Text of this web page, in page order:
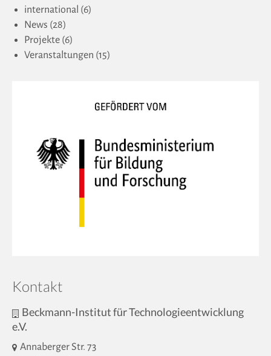
international (6)
News (28)
Projekte (6)
Veranstaltungen (15)
Kontakt
Beckmann-Institut für Technologieentwicklung
e.V.
Annaberger Str. 73